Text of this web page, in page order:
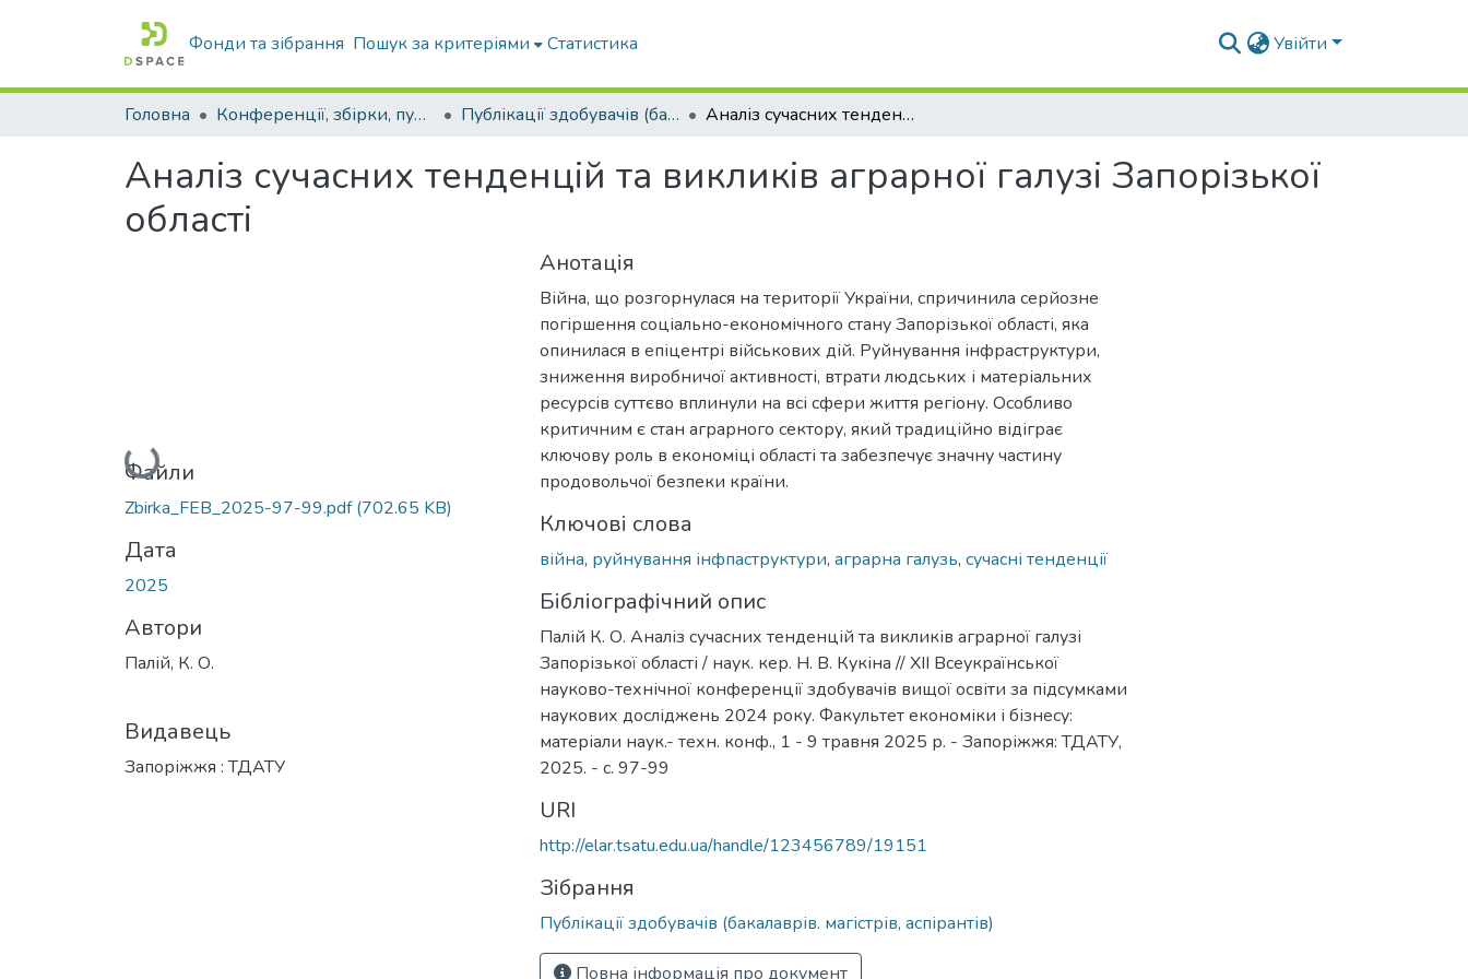
Фонди та зібрання Пошук за критеріями Статистика Увійти
Головна Конференції, збірки, публікації молодих вчених і здобувачів : магістрів, бакалаврів, аспірантів. Публікації здобувачів (бакалаврів. магістрів, аспірантів) Аналіз сучасних тенденцій та викликів аграрної галузі Запорізької області
Аналіз сучасних тенденцій та викликів аграрної галузі Запорізької
області
Вантажиться...
Файли
Zbirka_FEB_2025-97-99.pdf(702.65 KB)
Дата
2025
Автори
Палій, К. О.
Видавець
Запоріжжя : ТДАТУ
Анотація
Війна, що розгорнулася на території України, спричинила серйозне
погіршення соціально-економічного стану Запорізької області, яка
опинилася в епіцентрі військових дій. Руйнування інфраструктури,
зниження виробничої активності, втрати людських і матеріальних
ресурсів суттєво вплинули на всі сфери життя регіону. Особливо
критичним є стан аграрного сектору, який традиційно відіграє
ключову роль в економіці області та забезпечує значну частину
продовольчої безпеки країни.
Ключові слова
війна, руйнування інфпаструктури, аграрна галузь, сучасні тенденції
Бібліографічний опис
Палій К. О. Аналіз сучасних тенденцій та викликів аграрної галузі
Запорізької області / наук. кер. Н. В. Кукіна // ХІІ Всеукраїнської
науково-технічної конференції здобувачів вищої освіти за підсумками
наукових досліджень 2024 року. Факультет економіки і бізнесу:
матеріали наук.- техн. конф., 1 - 9 травня 2025 р. - Запоріжжя: ТДАТУ,
2025. - с. 97-99
URI
http://elar.tsatu.edu.ua/handle/123456789/19151
Зібрання
Публікації здобувачів (бакалаврів. магістрів, аспірантів)
Повна інформація про документ